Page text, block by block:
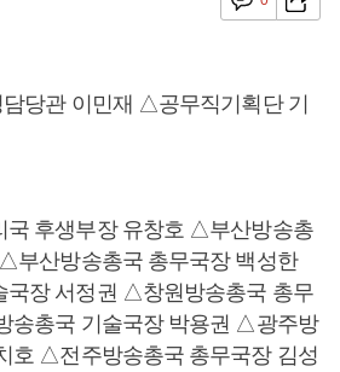
당관 이민재 △공무직기획단 기
후생부장 유창호 △부산방송총
부산방송총국 총무국장 백성한
장 서정권 △창원방송총국 총무
송총국 기술국장 박용권 △광주방
호 △전주방송총국 총무국장 김성